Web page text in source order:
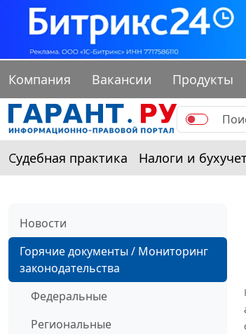
Компания Вакансии Продукты
Судебная практика Налоги и
Новости
Горячие документы / Мониторинг
законодательства
Федеральные
Региональные